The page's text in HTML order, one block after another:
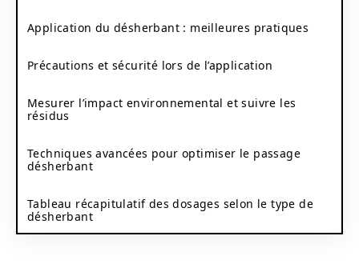
Application du désherbant : meilleures pratiques
Précautions et sécurité lors de l’application
Mesurer l’impact environnemental et suivre les
résidus
Techniques avancées pour optimiser le passage
désherbant
Tableau récapitulatif des dosages selon le type de
désherbant